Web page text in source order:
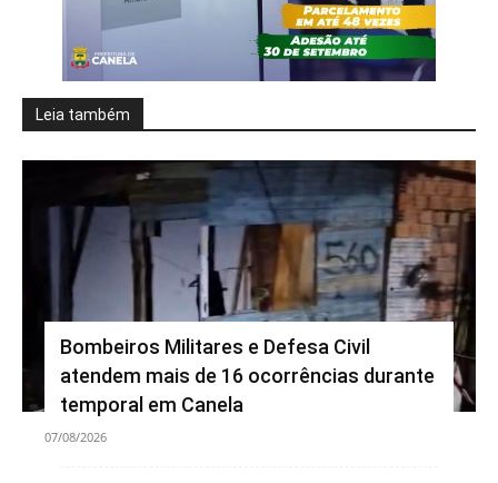
Leia também
Bombeiros Militares e Defesa Civil
atendem mais de 16 ocorrências durante
temporal em Canela
07/08/2026